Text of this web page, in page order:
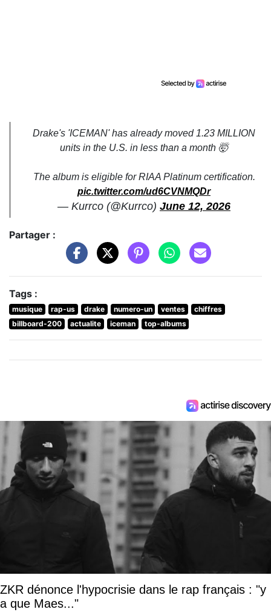
Drake's 'ICEMAN' has already moved 1.23 MILLION
units in the U.S. in less than a month 🤯
The album is eligible for RIAA Platinum certification.
pic.twitter.com/ud6CVNMQDr
— Kurrco (@Kurrco) June 12, 2026
Partager :
Tags :
musique rap-us drake numero-un ventes
chiffres
billboard-200
actualite iceman top-albums
ZKR dénonce l'hypocrisie dans le rap français : "y
a que Maes..."